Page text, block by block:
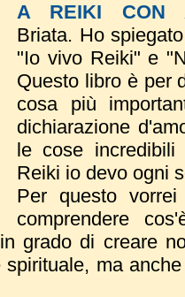
A REIKI CON
Briata. Ho
"Io vivo Reiki" e
Questo libro è per
cosa più
dichiarazione
le cose
Reiki io devo ogni
Per questo
comprendere
grado di creare
spirituale, ma